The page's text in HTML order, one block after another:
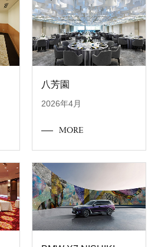
八芳園
2026年4月
MORE